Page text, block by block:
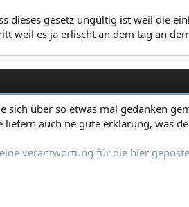
dieses gesetz ungültig ist weil die
weil es ja erlischt an dem tag an
sich über so etwas mal gedanken
auch ne gute erklärung, was
verantwortung für die hier